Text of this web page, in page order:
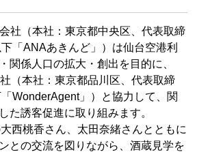
社（本社：東京都中央区、代表取締
「ANAあきんど」）は仙台空港利
関係人口の拡大・創出を目的に、
（本社：東京都品川区、代表取締
WonderAgent」）と協力して、関
た誘客促進に取り組みます。
西桃香さん、太田奈緒さんとともに
との交流を図りながら、酒蔵見学を